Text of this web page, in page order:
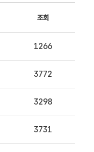
조회
1266
3772
3298
3731